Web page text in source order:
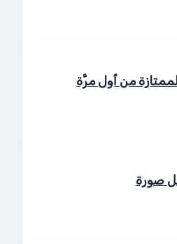
من أول مرَّة
صورة